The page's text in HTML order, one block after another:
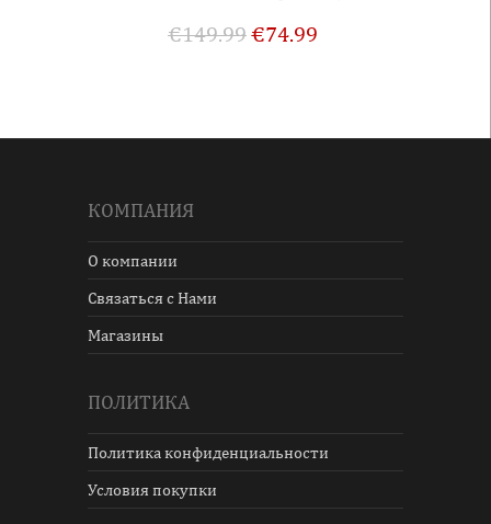
€149.99€74.99
КОМПАНИЯ
О компании
Связаться с Нами
Магазины
ПОЛИТИКА
Политика конфиденциальности
Условия покупки